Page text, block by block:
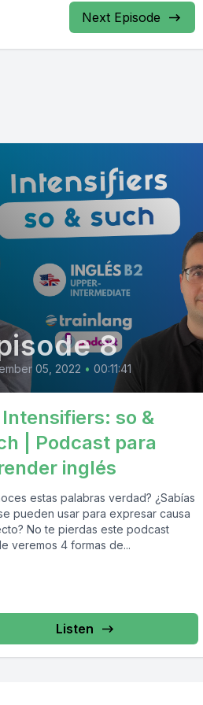
Next Episode
8
05, 2022 • 00:11:41
so &
| Podcast para
inglés
estas palabras verdad? ¿Sabías
pueden usar para expresar causa
No te pierdas este podcast
veremos 4 formas de...
Listen